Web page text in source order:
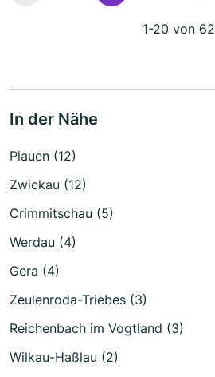
1-20 von 62
In der Nähe
Plauen (12)
Zwickau (12)
Crimmitschau (5)
Werdau (4)
Gera (4)
Zeulenroda-Triebes (3)
Reichenbach im Vogtland (3)
Wilkau-Haßlau (2)